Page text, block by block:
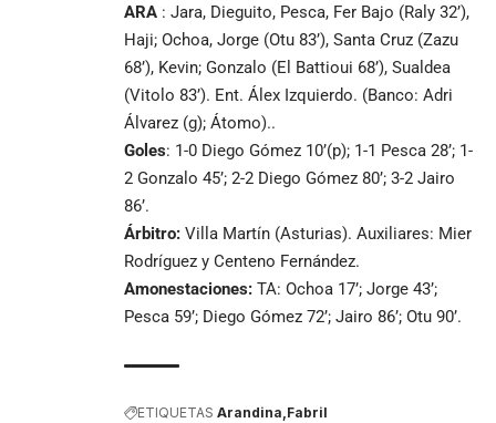
ARA : Jara, Dieguito, Pesca, Fer Bajo (Raly 32’),
Haji; Ochoa, Jorge (Otu 83’), Santa Cruz (Zazu
68’), Kevin; Gonzalo (El Battioui 68’), Sualdea
(Vitolo 83’). Ent. Álex Izquierdo. (Banco: Adri
Álvarez (g); Átomo)..
Goles: 1-0 Diego Gómez 10’(p); 1-1 Pesca 28’; 1-
2 Gonzalo 45’; 2-2 Diego Gómez 80’; 3-2 Jairo
86’.
Árbitro: Villa Martín (Asturias). Auxiliares: Mier
Rodríguez y Centeno Fernández.
Amonestaciones: TA: Ochoa 17’; Jorge 43’;
Pesca 59’; Diego Gómez 72’; Jairo 86’; Otu 90’.
ETIQUETAS Arandina Fabril